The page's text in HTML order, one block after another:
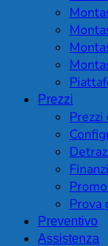
Prezzi
Prova
Preventivo
Assistenza